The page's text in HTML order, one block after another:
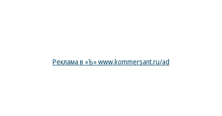
Реклама в «Ъ» www.kommersant.ru/ad